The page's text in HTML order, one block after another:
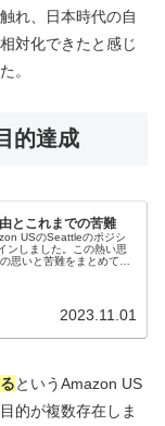
れ、日本時代の自
対化できたと感じ
。
的達成
とこれまでの苦難
USのSeattleのポジシ
ンしました。この熱い思
思いと苦難をまとめてお
2023.11.01
というAmazon US
的が複数存在しま